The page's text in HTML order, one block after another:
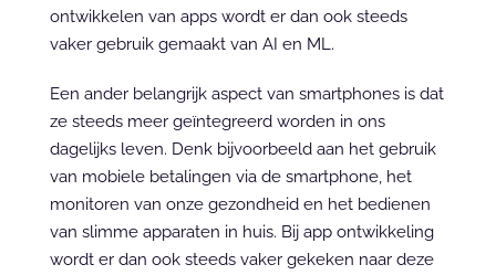
ontwikkelen van apps wordt er dan ook steeds
vaker gebruik gemaakt van AI en ML.
Een ander belangrijk aspect van smartphones is dat
ze steeds meer geïntegreerd worden in ons
dagelijks leven. Denk bijvoorbeeld aan het gebruik
van mobiele betalingen via de smartphone, het
monitoren van onze gezondheid en het bedienen
van slimme apparaten in huis. Bij app ontwikkeling
wordt er dan ook steeds vaker gekeken naar deze